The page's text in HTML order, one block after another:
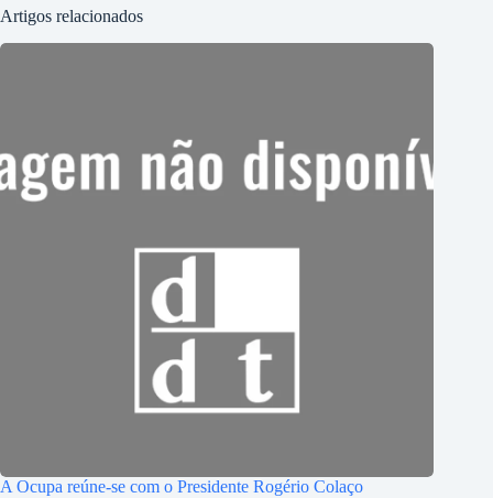
Artigos relacionados
A Ocupa reúne-se com o Presidente Rogério Colaço